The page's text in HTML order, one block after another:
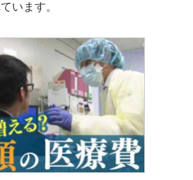
います。